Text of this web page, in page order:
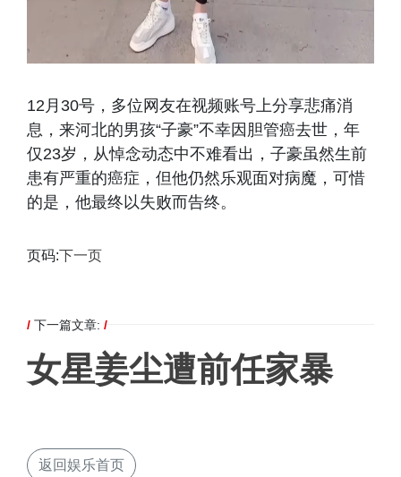
12月30号，多位网友在视频账号上分享悲痛消
息，来河北的男孩“子豪”不幸因胆管癌去世，年
仅23岁，从悼念动态中不难看出，子豪虽然生前
患有严重的癌症，但他仍然乐观面对病魔，可惜
的是，他最终以失败而告终。
页码:下一页
/ 下一篇文章: /
女星姜尘遭前任家暴
返回娱乐首页